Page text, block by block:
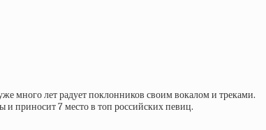
много лет радует поклонников своим вокалом и треками.
и приносит 7 место в топ российских певиц.